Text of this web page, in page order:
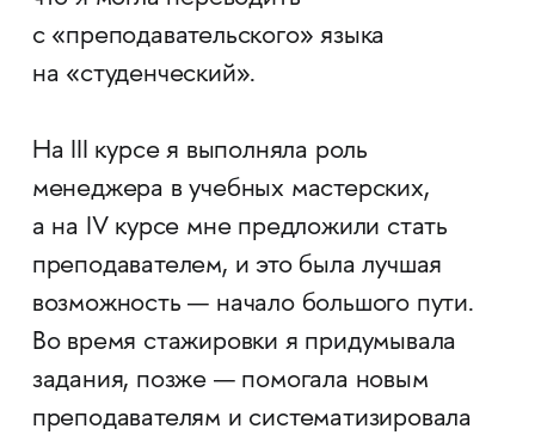
с «преподавательского» языка
на «студенческий».
На III курсе я выполняла роль
менеджера в учебных мастерских,
а на IV курсе мне предложили стать
преподавателем, и это была лучшая
возможность — начало большого пути.
Во время стажировки я придумывала
задания, позже — помогала новым
преподавателям и систематизировала